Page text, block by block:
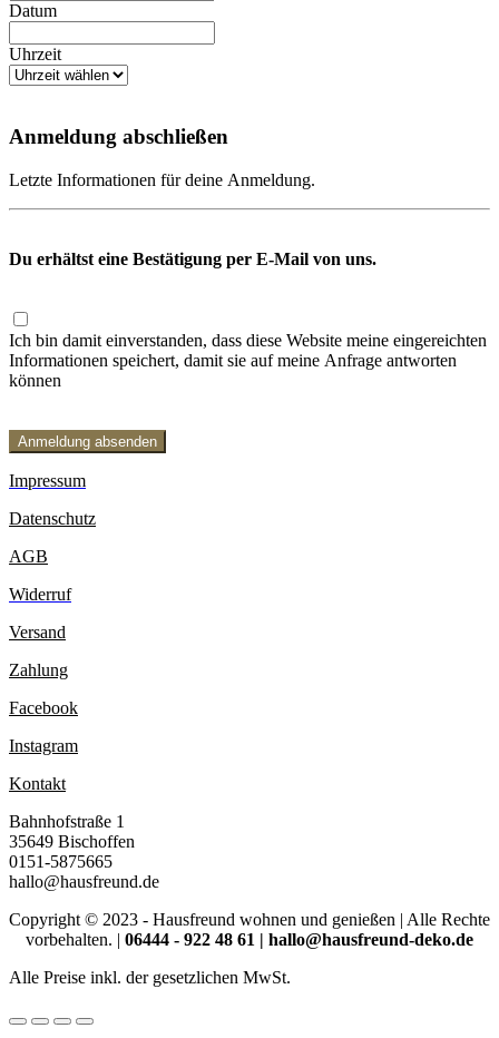
Datum
Uhrzeit
Anmeldung abschließen
Letzte Informationen für deine Anmeldung.
Du erhältst eine Bestätigung per E-Mail von uns.
Ich bin damit einverstanden, dass diese Website meine eingereichten
Informationen speichert, damit sie auf meine Anfrage antworten
können
Anmeldung absenden
Impressum
Datenschutz
AGB
Widerruf
Versand
Zahlung
Facebook
Instagram
Kontakt
Bahnhofstraße 1
35649 Bischoffen
0151-5875665
hallo@hausfreund.de
Copyright © 2023 - Hausfreund wohnen und genießen | Alle Rechte
vorbehalten. | 06444 - 922 48 61 | hallo@hausfreund-deko.de
Alle Preise inkl. der gesetzlichen MwSt.